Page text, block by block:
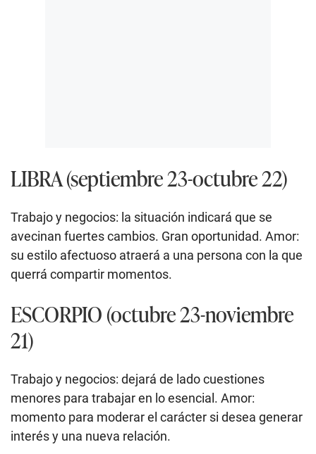
LIBRA (septiembre 23-octubre 22)
Trabajo y negocios: la situación indicará que se
avecinan fuertes cambios. Gran oportunidad. Amor:
su estilo afectuoso atraerá a una persona con la que
querrá compartir momentos.
ESCORPIO (octubre 23-noviembre
21)
Trabajo y negocios: dejará de lado cuestiones
menores para trabajar en lo esencial. Amor:
momento para moderar el carácter si desea generar
interés y una nueva relación.